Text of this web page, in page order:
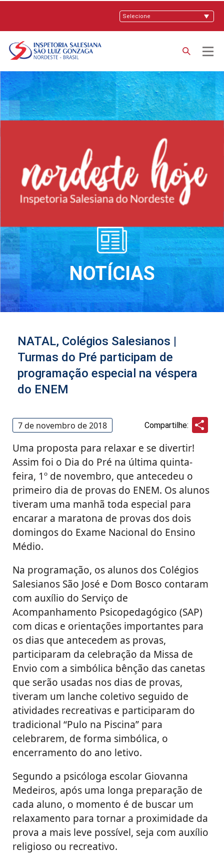
NOTÍCIAS
NATAL, Colégios Salesianos |
Turmas do Pré participam de
programação especial na véspera
do ENEM
7 de novembro de 2018 Compartilhe:
Uma proposta para relaxar e se divertir!
Assim foi o Dia do Pré na última quinta-
feira, 1º de novembro, que antecedeu o
primeiro dia de provas do ENEM. Os alunos
tiveram uma manhã toda especial para
encarar a maratona de provas dos dois
domingos do Exame Nacional do Ensino
Médio.
Na programação, os alunos dos Colégios
Salesianos São José e Dom Bosco contaram
com auxílio do Serviço de
Acompanhamento Psicopedagógico (SAP)
com dicas e orientações importantes para
os dias que antecedem as provas,
participaram da celebração da Missa de
Envio com a simbólica bênção das canetas
que serão usadas nos dias de provas,
tiveram um lanche coletivo seguido de
atividades recreativas e participaram do
tradicional “Pulo na Piscina” para
celebrarem, de forma simbólica, o
encerramento do ano letivo.
Segundo a psicóloga escolar Giovanna
Medeiros, após uma longa preparação de
cada aluno, o momento é de buscar um
relaxamento para tornar a proximidade da
prova a mais leve possível, seja com auxílio
religioso ou recreativo.